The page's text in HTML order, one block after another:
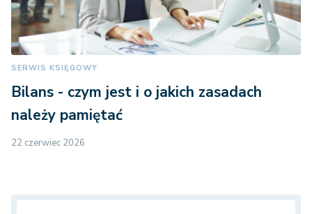
SERWIS KSIĘGOWY
Bilans - czym jest i o jakich zasadach
należy pamiętać
22 czerwiec 2026